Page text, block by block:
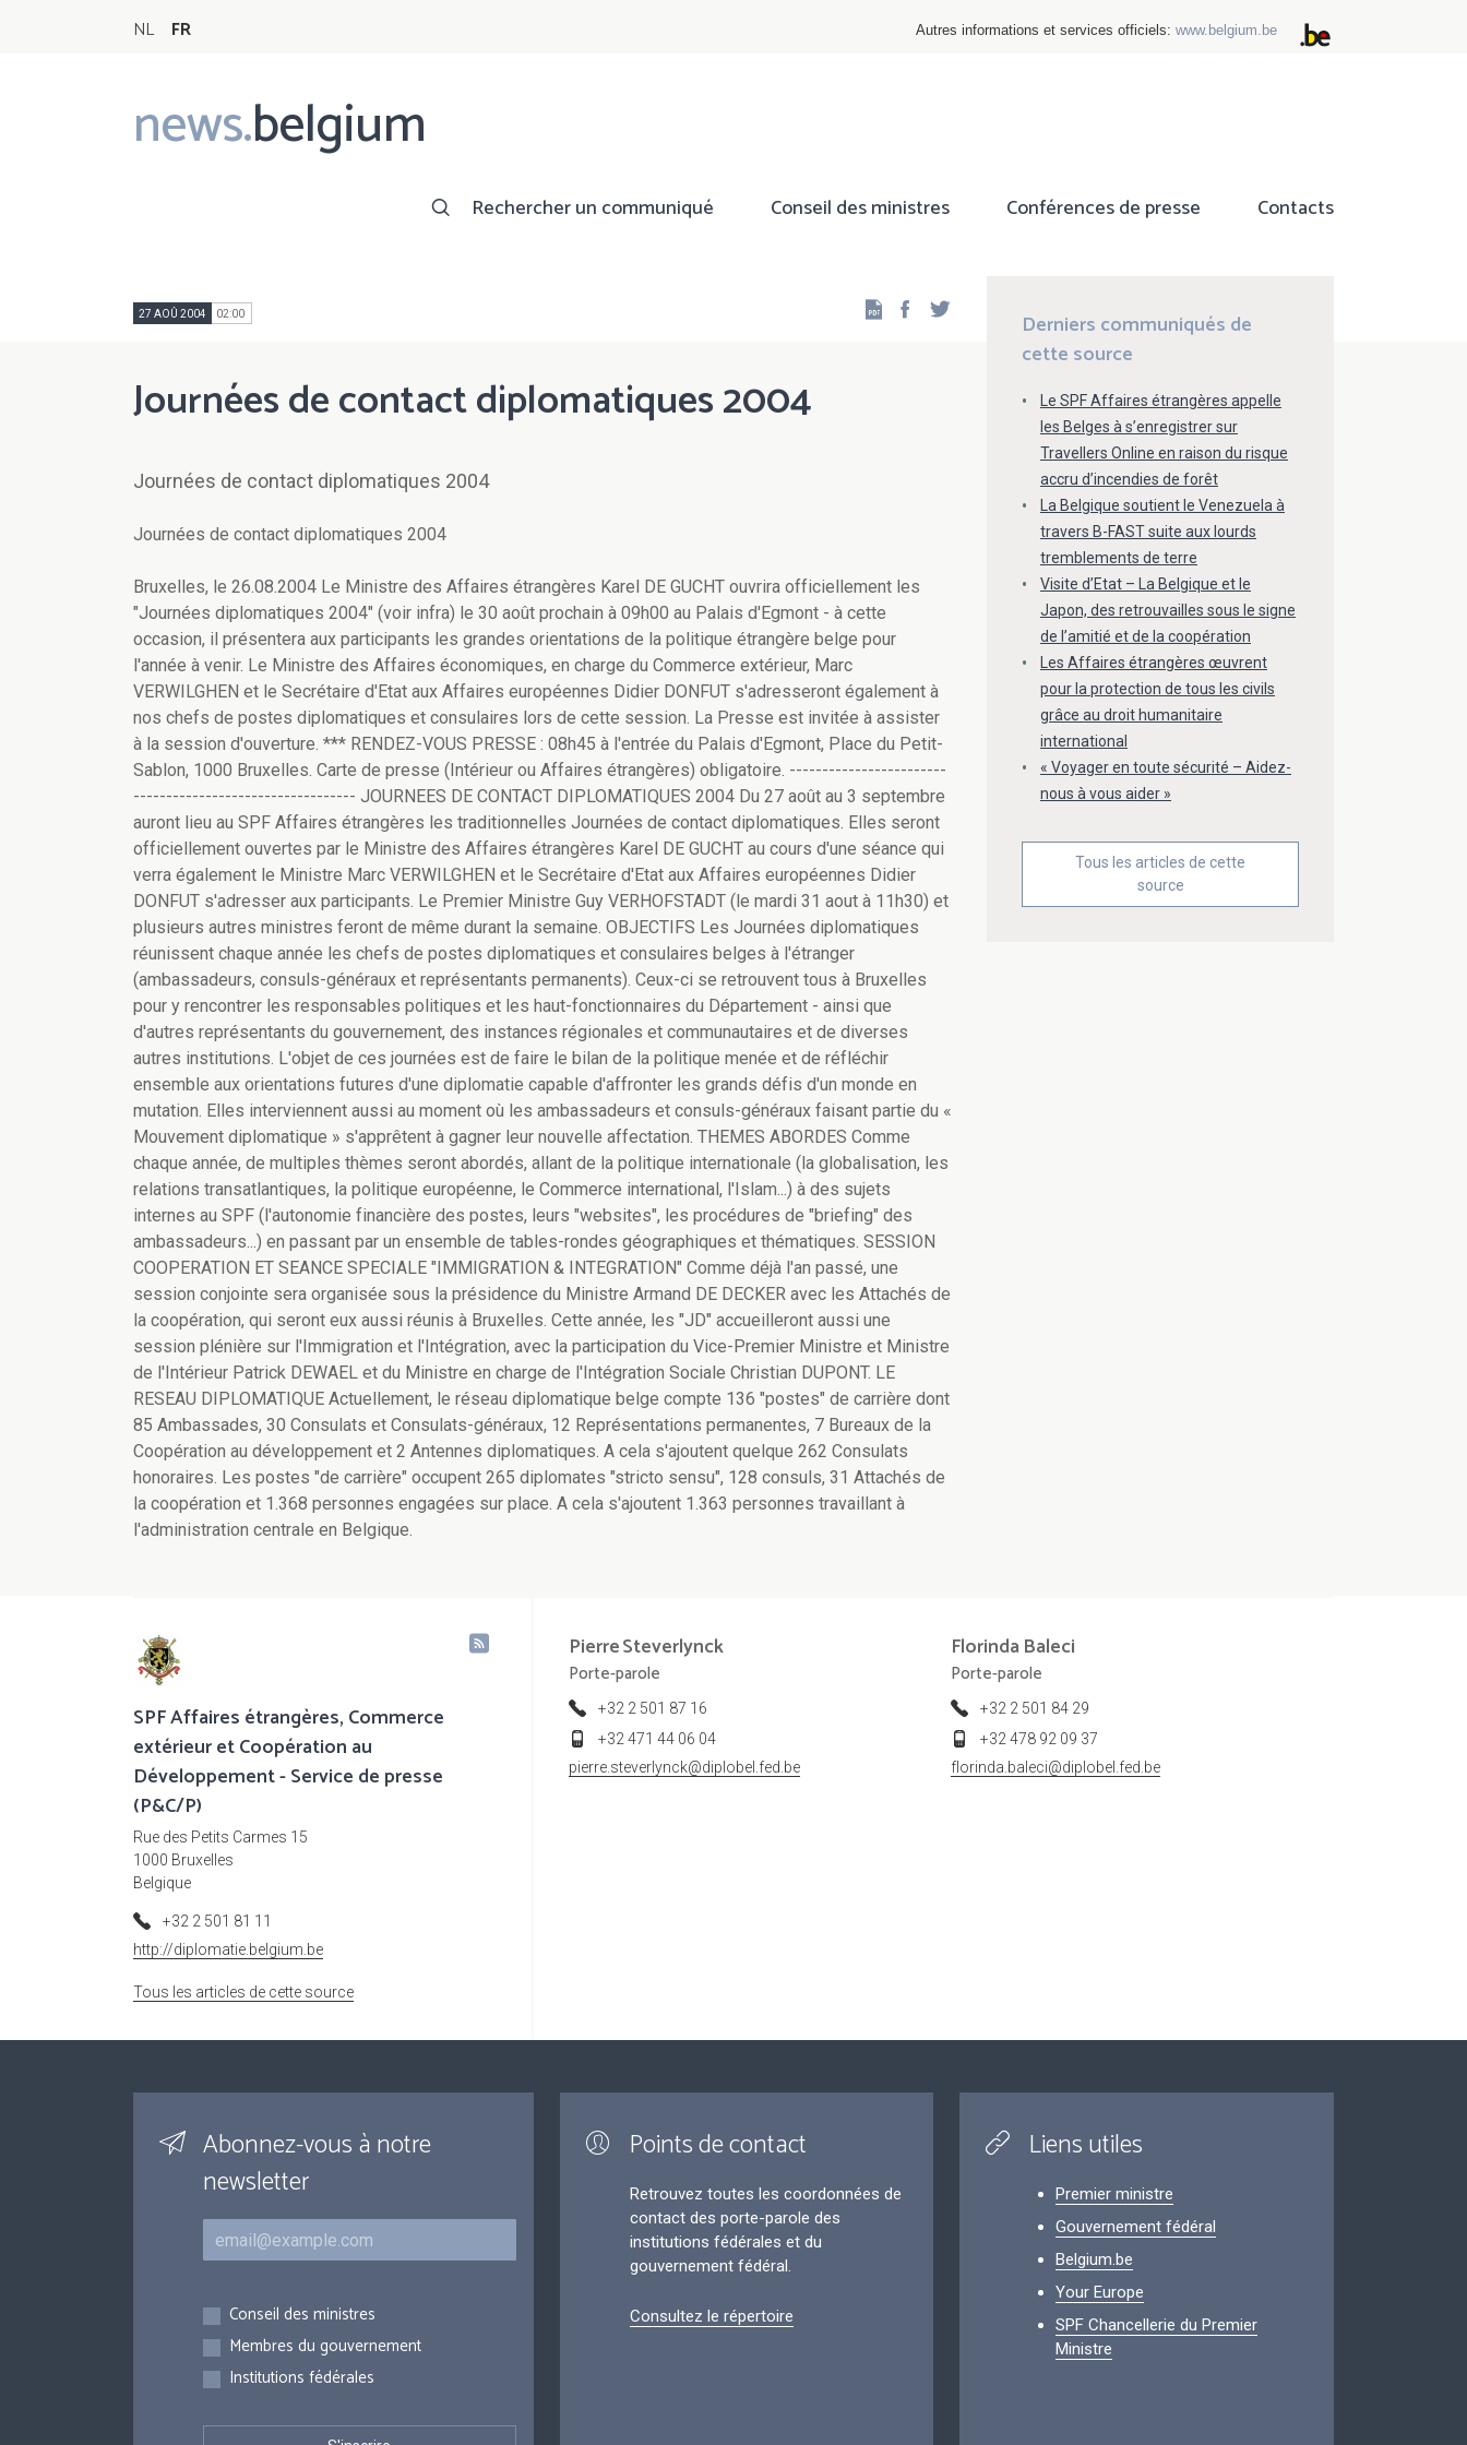
NL FR Autres informations et services officiels: www.belgium.be
news.belgium
Main
navigation
Rechercher un communiqué Conseil des ministres Conférences de presse Contacts
27 AOÛ 2004 02:00 Facebook
Journées de contact diplomatiques 2004
Journées de contact diplomatiques 2004
Journées de contact diplomatiques 2004
Bruxelles, le 26.08.2004 Le Ministre des Affaires étrangères Karel DE GUCHT ouvrira officiellement les
"Journées diplomatiques 2004" (voir infra) le 30 août prochain à 09h00 au Palais d'Egmont - à cette
occasion, il présentera aux participants les grandes orientations de la politique étrangère belge pour
l'année à venir. Le Ministre des Affaires économiques, en charge du Commerce extérieur, Marc
VERWILGHEN et le Secrétaire d'Etat aux Affaires européennes Didier DONFUT s'adresseront également à
nos chefs de postes diplomatiques et consulaires lors de cette session. La Presse est invitée à assister
à la session d'ouverture. *** RENDEZ-VOUS PRESSE : 08h45 à l'entrée du Palais d'Egmont, Place du Petit-
Sablon, 1000 Bruxelles. Carte de presse (Intérieur ou Affaires étrangères) obligatoire. ------------------------
---------------------------------- JOURNEES DE CONTACT DIPLOMATIQUES 2004 Du 27 août au 3 septembre
auront lieu au SPF Affaires étrangères les traditionnelles Journées de contact diplomatiques. Elles seront
officiellement ouvertes par le Ministre des Affaires étrangères Karel DE GUCHT au cours d'une séance qui
verra également le Ministre Marc VERWILGHEN et le Secrétaire d'Etat aux Affaires européennes Didier
DONFUT s'adresser aux participants. Le Premier Ministre Guy VERHOFSTADT (le mardi 31 aout à 11h30) et
plusieurs autres ministres feront de même durant la semaine. OBJECTIFS Les Journées diplomatiques
réunissent chaque année les chefs de postes diplomatiques et consulaires belges à l'étranger
(ambassadeurs, consuls-généraux et représentants permanents). Ceux-ci se retrouvent tous à Bruxelles
pour y rencontrer les responsables politiques et les haut-fonctionnaires du Département - ainsi que
d'autres représentants du gouvernement, des instances régionales et communautaires et de diverses
autres institutions. L'objet de ces journées est de faire le bilan de la politique menée et de réfléchir
ensemble aux orientations futures d'une diplomatie capable d'affronter les grands défis d'un monde en
mutation. Elles interviennent aussi au moment où les ambassadeurs et consuls-généraux faisant partie du «
Mouvement diplomatique » s'apprêtent à gagner leur nouvelle affectation. THEMES ABORDES Comme
chaque année, de multiples thèmes seront abordés, allant de la politique internationale (la globalisation, les
relations transatlantiques, la politique européenne, le Commerce international, l'Islam...) à des sujets
internes au SPF (l'autonomie financière des postes, leurs "websites", les procédures de "briefing" des
ambassadeurs...) en passant par un ensemble de tables-rondes géographiques et thématiques. SESSION
COOPERATION ET SEANCE SPECIALE "IMMIGRATION & INTEGRATION" Comme déjà l'an passé, une
session conjointe sera organisée sous la présidence du Ministre Armand DE DECKER avec les Attachés de
la coopération, qui seront eux aussi réunis à Bruxelles. Cette année, les "JD" accueilleront aussi une
session plénière sur l'Immigration et l'Intégration, avec la participation du Vice-Premier Ministre et Ministre
de l'Intérieur Patrick DEWAEL et du Ministre en charge de l'Intégration Sociale Christian DUPONT. LE
RESEAU DIPLOMATIQUE Actuellement, le réseau diplomatique belge compte 136 "postes" de carrière dont
85 Ambassades, 30 Consulats et Consulats-généraux, 12 Représentations permanentes, 7 Bureaux de la
Coopération au développement et 2 Antennes diplomatiques. A cela s'ajoutent quelque 262 Consulats
honoraires. Les postes "de carrière" occupent 265 diplomates "stricto sensu", 128 consuls, 31 Attachés de
la coopération et 1.368 personnes engagées sur place. A cela s'ajoutent 1.363 personnes travaillant à
l'administration centrale en Belgique.
Derniers communiqués de
cette source
Le SPF Affaires étrangères appelle
les Belges à s’enregistrer sur
Travellers Online en raison du risque
accru d’incendies de forêt
La Belgique soutient le Venezuela à
travers B-FAST suite aux lourds
tremblements de terre
Visite d’Etat – La Belgique et le
Japon, des retrouvailles sous le signe
de l’amitié et de la coopération
Les Affaires étrangères œuvrent
pour la protection de tous les civils
grâce au droit humanitaire
international
« Voyager en toute sécurité – Aidez-
nous à vous aider »
Tous les articles de cette
source
SPF Affaires étrangères, Commerce
extérieur et Coopération au
Développement - Service de presse
(P&C/P)
Rue des Petits Carmes 15
1000 Bruxelles
Belgique
+32 2 501 81 11
http://diplomatie.belgium.be
Tous les articles de cette source
PierreSteverlynck
Porte-parole
+32 2 501 87 16
+32 471 44 06 04
pierre.steverlynck@diplobel.fed.be
Florinda Baleci
Porte-parole
+32 2 501 84 29
+32 478 92 09 37
florinda.baleci@diplobel.fed.be
Abonnez-vous à notre
newsletter
Courriel
Inscriptions
Conseil des ministres
Membres du gouvernement
Institutions fédérales
Points de contact
Retrouvez toutes les coordonnées de
contact des porte-parole des
institutions fédérales et du
gouvernement fédéral.
Consultez le répertoire
Liens utiles
Premier ministre
Gouvernement fédéral
Belgium.be
Your Europe
SPF Chancellerie du Premier
Ministre